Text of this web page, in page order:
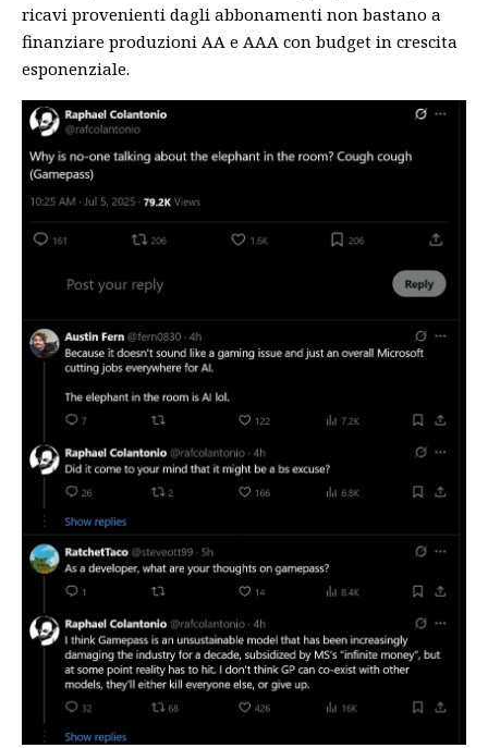
ricavi provenienti dagli abbonamenti non bastano a
finanziare produzioni AA e AAA con budget in crescita
esponenziale.